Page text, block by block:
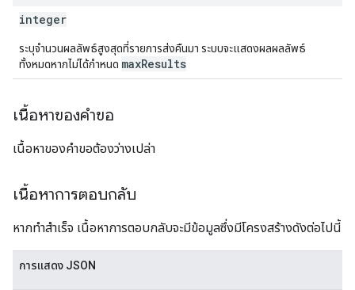
integer
ระบุจำนวนผลลัพธ์สูงสุดที่รายการส่งคืนมา ระบบจะแสดงผลผลลัพธ์
ทั้งหมดหากไม่ได้กำหนด maxResults
เนื้อหาของคำขอ
เนื้อหาของคำขอต้องว่างเปล่า
เนื้อหาการตอบกลับ
หากทำสำเร็จ เนื้อหาการตอบกลับจะมีข้อมูลซึ่งมีโครงสร้างดังต่อไปนี้
การแสดง JSON